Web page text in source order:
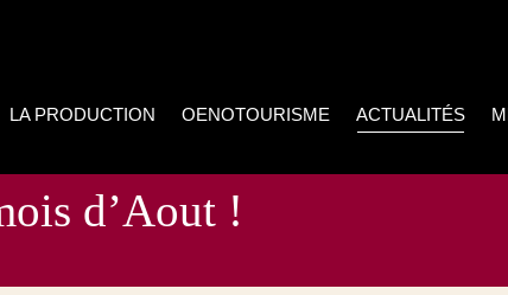
LA PRODUCTION OENOTOURISME ACTUALITÉS
d’Aout !